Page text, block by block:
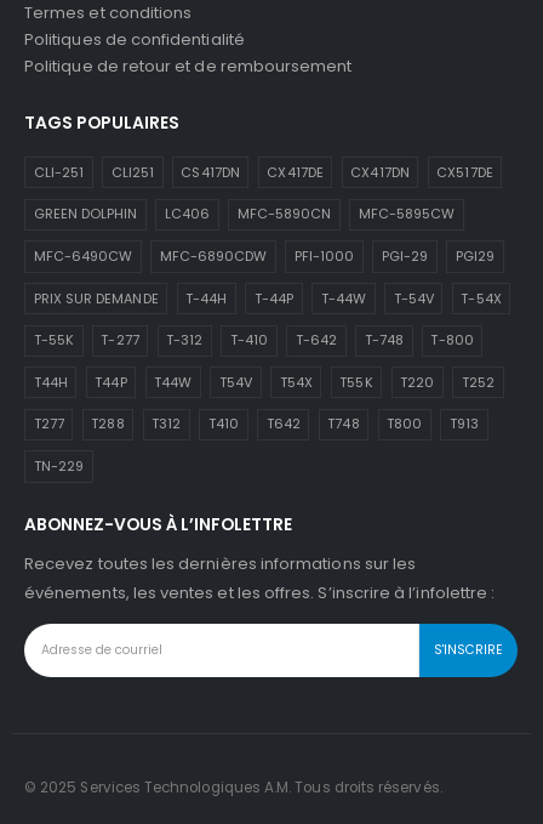
Termes et conditions
Politiques de confidentialité
Politique de retour et de remboursement
TAGS POPULAIRES
CLI-251 CLI251 CS417DN CX417DE CX417DN CX517DE
GREEN DOLPHIN LC406 MFC-5890CN MFC-5895CW
MFC-6490CW MFC-6890CDW PFI-1000 PGI-29 PGI29
PRIX SUR DEMANDE T-44H T-44P T-44W T-54V T-54X
T-55K T-277 T-312 T-410 T-642 T-748 T-800
T44H T44P T44W T54V T54X T55K T220 T252
T277 T288 T312 T410 T642 T748 T800 T913
TN-229
ABONNEZ-VOUS À L’INFOLETTRE
Recevez toutes les dernières informations sur les
événements, les ventes et les offres. S’inscrire à l’infolettre :
© 2025 Services Technologiques A.M. Tous droits réservés.